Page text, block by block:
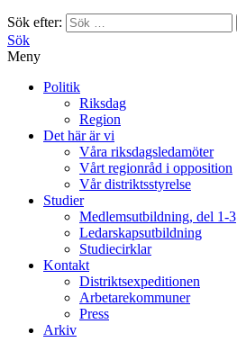
Sök efter:
Sök
Meny
Politik
Riksdag
Region
Det här är vi
Våra riksdagsledamöter
Vårt regionråd i opposition
Vår distriktsstyrelse
Studier
Medlemsutbildning, del 1-3
Ledarskapsutbildning
Studiecirklar
Kontakt
Distriktsexpeditionen
Arbetarekommuner
Press
Arkiv